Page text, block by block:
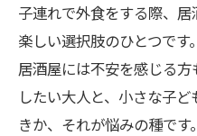
子連れで外食をする際、
楽しい選択肢のひとつです
居酒屋には不安を感じる
したい大人と、小さな子
きか、それが悩みの種で